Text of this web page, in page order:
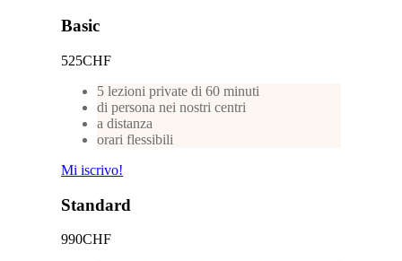
Basic
525CHF
5 lezioni private di 60 minuti
di persona nei nostri centri
a distanza
orari flessibili
Mi iscrivo!
Standard
990CHF